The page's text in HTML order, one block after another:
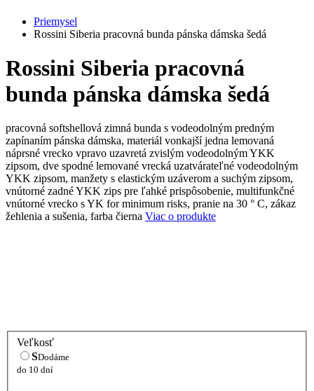
Priemysel
Rossini Siberia pracovná bunda pánska dámska šedá
Rossini Siberia pracovná
bunda pánska dámska šedá
pracovná softshellová zimná bunda s vodeodolným predným
zapínaním pánska dámska, materiál vonkajší jedna lemovaná
náprsné vrecko vpravo uzavretá zvislým vodeodolným YKK
zipsom, dve spodné lemované vrecká uzatvárateľné vodeodolným
YKK zipsom, manžety s elastickým uzáverom a suchým zipsom,
vnútorné zadné YKK zips pre ľahké prispôsobenie, multifunkčné
vnútorné vrecko s YK for minimum risks, pranie na 30 ° C, zákaz
žehlenia a sušenia, farba čierna Viac o produkte
Veľkosť
SDodáme
do 10 dní